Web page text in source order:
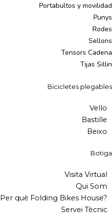
Portabultos y movilidad
Punys
Rodes
Sellons
Tensors Cadena
Tijas Sillin
Bicicletes plegables
Vello
Bastille
Beixo
Botiga
Visita Virtual
Qui Som
Per què Folding Bikes House?
Servei Tècnic